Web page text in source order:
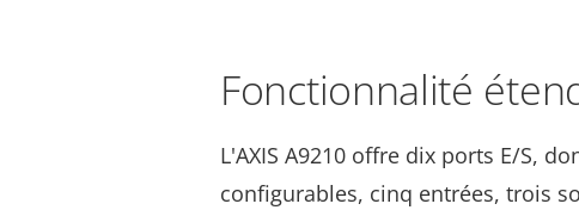
Fonctionnalité
L'AXIS A9210 offre dix ports E/S,
configurables, cinq entrées, trois